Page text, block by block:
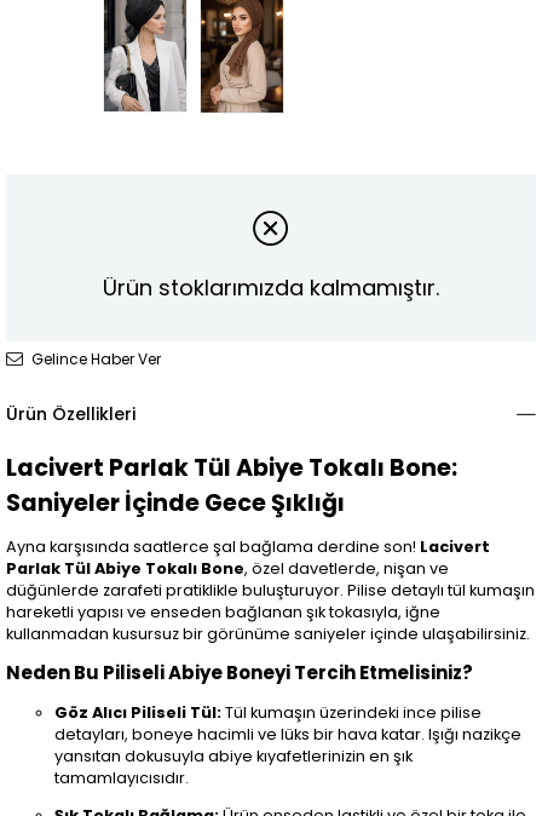
Ürün stoklarımızda kalmamıştır.
Gelince Haber Ver
Ürün Özellikleri
Lacivert Parlak Tül Abiye Tokalı Bone:
Saniyeler İçinde Gece Şıklığı
Ayna karşısında saatlerce şal bağlama derdine son! Lacivert
Parlak Tül Abiye Tokalı Bone, özel davetlerde, nişan ve
düğünlerde zarafeti pratiklikle buluşturuyor. Pilise detaylı tül kumaşın
hareketli yapısı ve enseden bağlanan şık tokasıyla, iğne
kullanmadan kusursuz bir görünüme saniyeler içinde ulaşabilirsiniz.
Neden Bu Piliseli Abiye Boneyi Tercih Etmelisiniz?
Göz Alıcı Piliseli Tül:Tül kumaşın üzerindeki ince pilise
detayları, boneye hacimli ve lüks bir hava katar. Işığı nazikçe
yansıtan dokusuyla abiye kıyafetlerinizin en şık
tamamlayıcısıdır.